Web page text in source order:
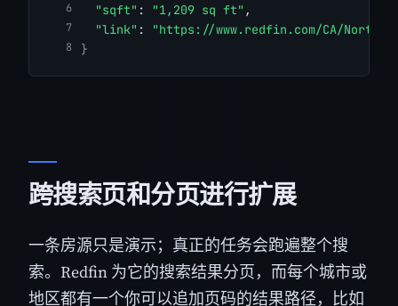
"sqft" : "1,209 sq ft" ,
"link" :
"https://www.redfin.com/CA/North-
}
跨搜索页和分页进行扩展
一条房源只是演示；真正的任务会跑遍整个搜
索。Redfin 为它的搜索结果分页，而每个城市或
地区都有一个你可以追加页码的结果路径，比如